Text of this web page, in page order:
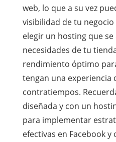
web, lo que a su vez
visibilidad de tu
elegir un hosting que se
necesidades de tu
rendimiento óptimo
tengan una experiencia
contratiempos.
diseñada y con un
para implementar
efectivas en Facebook